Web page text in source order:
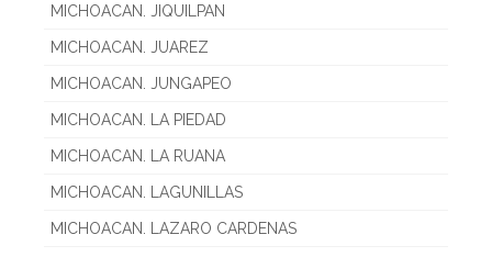
MICHOACAN. JIQUILPAN
MICHOACAN. JUAREZ
MICHOACAN. JUNGAPEO
MICHOACAN. LA PIEDAD
MICHOACAN. LA RUANA
MICHOACAN. LAGUNILLAS
MICHOACAN. LAZARO CARDENAS